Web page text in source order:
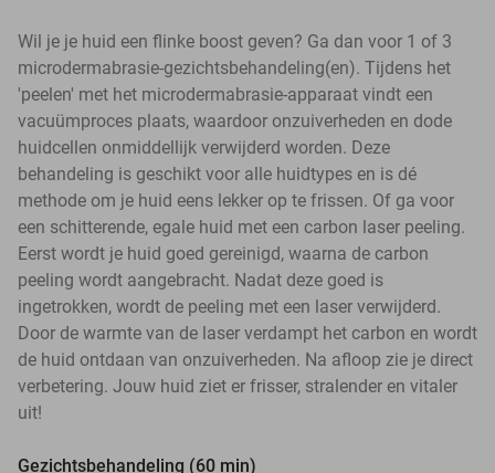
Wil je je huid een flinke boost geven? Ga dan voor 1 of 3
microdermabrasie-gezichtsbehandeling(en). Tijdens het
'peelen' met het microdermabrasie-apparaat vindt een
vacuümproces plaats, waardoor onzuiverheden en dode
huidcellen onmiddellijk verwijderd worden. Deze
behandeling is geschikt voor alle huidtypes en is dé
methode om je huid eens lekker op te frissen. Of ga voor
een schitterende, egale huid met een carbon laser peeling.
Eerst wordt je huid goed gereinigd, waarna de carbon
peeling wordt aangebracht. Nadat deze goed is
ingetrokken, wordt de peeling met een laser verwijderd.
Door de warmte van de laser verdampt het carbon en wordt
de huid ontdaan van onzuiverheden. Na afloop zie je direct
verbetering. Jouw huid ziet er frisser, stralender en vitaler
uit!
Gezichtsbehandeling (60 min)